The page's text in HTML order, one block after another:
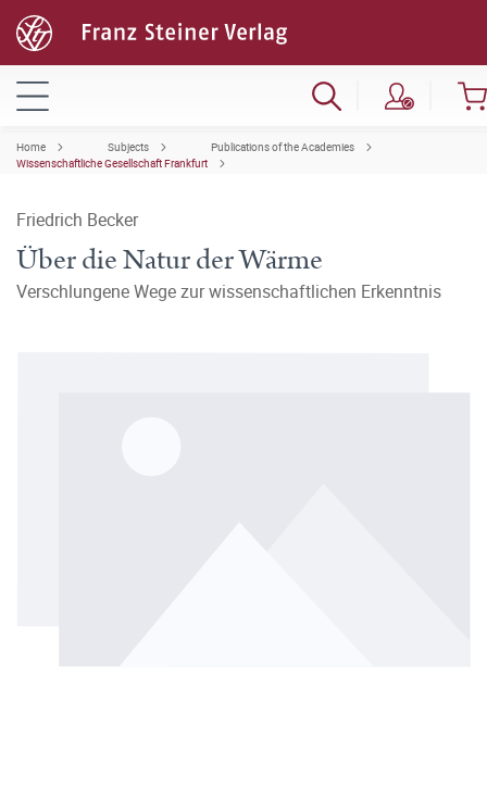
Home Subjects
Publications of the Academies
Wissenschaftliche Gesellschaft Frankfurt
Friedrich Becker
Über die Natur der Wärme
Verschlungene Wege zur wissenschaftlichen Erkenntnis